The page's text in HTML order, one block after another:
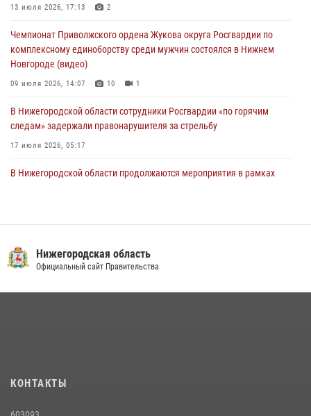
Росгвардейцы предотвратили серию краж в Нижнем Новгороде
13 июля 2026, 17:13 2
Чемпионат Приволжского ордена Жукова округа Росгвардии по
комплексному единоборству среди мужчин состоялся в Нижнем
Новгороде (видео)
09 июля 2026, 14:07 10 1
В Нижегородской области сотрудники Росгвардии «по горячим
следам» задержали правонарушителя за стрельбу
17 июля 2026, 05:17
В Нижегородской области продолжаются мероприятия в рамках
Суперкубка России в Нижнем Новгороде
20 июля 2026, 13:55 2
28 июля 2026, 15:39
Нижегородская область
Официальный сайт Правительства
КОНТАКТЫ